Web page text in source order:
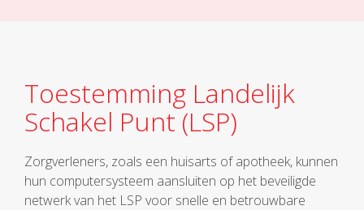
Toestemming Landelijk
Schakel Punt (LSP)
Zorgverleners, zoals een huisarts of apotheek, kunnen
hun computersysteem aansluiten op het beveiligde
netwerk van het LSP voor snelle en betrouwbare